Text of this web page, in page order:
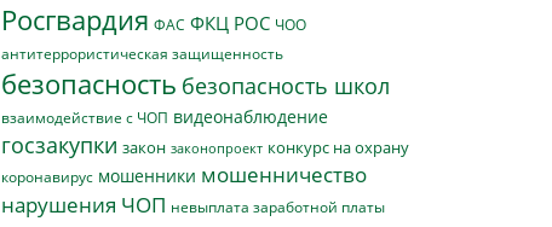
Росгвардия ФАС ФКЦ РОС ЧОО
антитеррористическая защищенность
безопасность безопасность школ
взаимодействие с ЧОП видеонаблюдение
госзакупки закон законопроект конкурс на охрану
коронавирус мошенники мошенничество
нарушения ЧОП невыплата заработной платы